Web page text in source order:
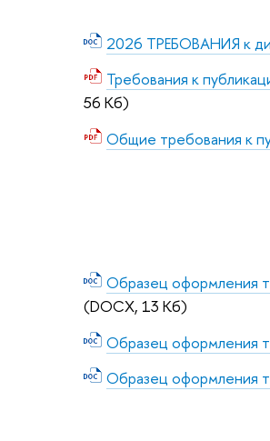
2026 ТРЕБОВАНИЯ к
Требования к
56 Кб)
Общие требования к
Образец оформления
(DOCX, 13 Кб)
Образец оформления
Образец оформления